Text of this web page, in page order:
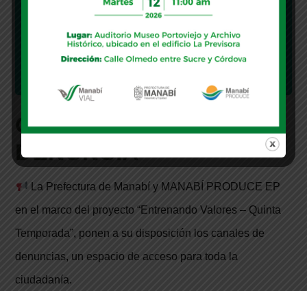
CANALES DE
DENUNCIA
La Prefectura de Manabí y MANABÍ PRODUCE EP
en el marco del proyecto “Entrenando Valores – Quinta
Temporada”, ponen a su disposición los canales de
denuncias, un espacio de acceso para toda la
ciudadanía.